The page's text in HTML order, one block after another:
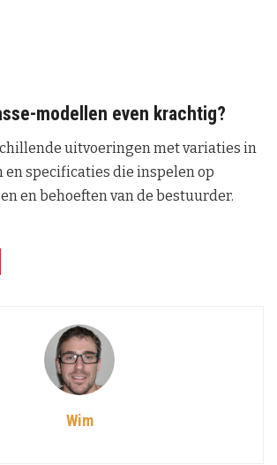
modellen even krachtig?
uitvoeringen met variaties in
specificaties die inspelen op
en behoeften van de bestuurder.
Wim